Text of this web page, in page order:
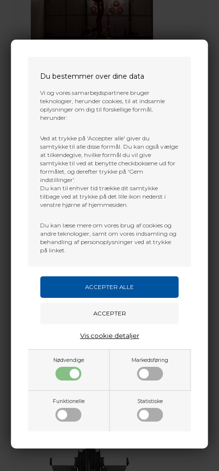
Du bestemmer over dine data
Vi og vores samarbejdspartnere bruger
teknologier, herunder cookies, til at indsamle
oplysninger om dig til forskellige formål,
herunder:
Ved at trykke på 'Accepter alle' giver du
samtykke til alle disse formål. Du kan også vælge
at tilkendegive, hvilke formål du vil give
samtykke til ved at benytte checkboksene ud for
formålet, og derefter trykke på 'Gem
indstillinger'.
Du kan til enhver tid trække dit samtykke
tilbage ved at trykke på det lille ikon nederst i
venstre hjørne af hjemmesiden.
Du kan læse mere om vores brug af cookies og
andre teknologier, samt om vores indsamling og
behandling af personoplysninger ved at trykke
på linket.
Nødvendige Markedsføring
Funktionelle Statistiske
Vis cookie detaljer
Det er derfor, PSE Supra X er bygget på
Full Draw Stability-teknologi, hvilket
giver den mest
stabile skydeoplevelse inden for
bueskydning takket
aktivt den påførte
momentkraft, hvilket resulterer i øget
præcision i de mest
mærke forskellen.